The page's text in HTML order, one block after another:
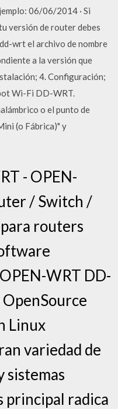
06/06/2014 · Si
versión de router debes
wrt el archivo de nombre
a la versión que
4. Configuración;
Wi-Fi DD-WRT.
o el punto de
(o Fábrica)" y
- OPEN-
/ Switch /
routers
WRT DD-
Linux
variedad de
sistemas
principal radica